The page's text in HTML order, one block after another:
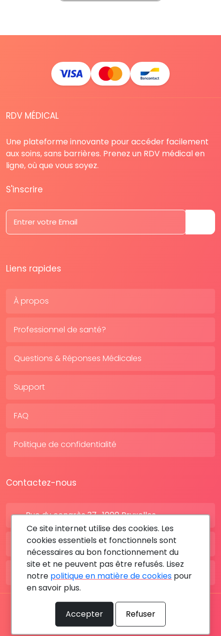
RDV MÉDICAL
Une plateforme innovante pour accéder facilement
aux soins, sans barrières. Prenez un RDV médical en
ligne, où que vous soyez.
S'inscrire
Liens rapides
À propos
Professionnel de santé?
Questions & Réponses Médicales
Support
FAQ
Politique de confidentialité
Contactez-nous
Rue du congrès 37 , 1000 Bruxelles
BE: +32 28080227
FR: +33 183642895
Tous les droits sont réservés © 2026 RDV MÉDICAL By
MediaSatCom
Ce site internet utilise des cookies. Les
cookies essentiels et fonctionnels sont
nécessaires au bon fonctionnement du
site et ne peuvent pas être refusés. Lisez
notre politique en matière de cookies pour
en savoir plus.
Accepter Refuser